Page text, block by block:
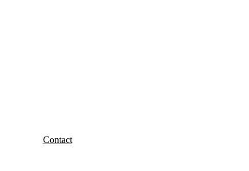
Contact